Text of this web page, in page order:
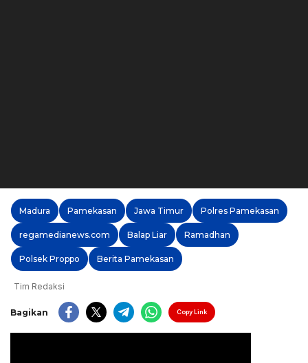
Madura Pamekasan Jawa Timur Polres Pamekasan
regamedianews.com Balap Liar Ramadhan
Polsek Proppo Berita Pamekasan
Tim Redaksi
Bagikan Copy Link